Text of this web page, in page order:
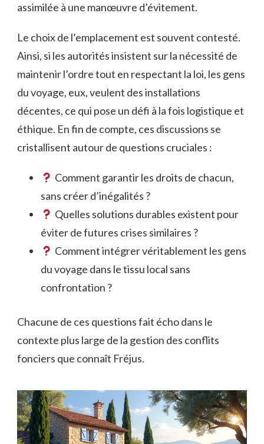
assimilée à une manœuvre d’évitement.
Le choix de l’emplacement est souvent contesté.
Ainsi, si les autorités insistent sur la nécessité de
maintenir l’ordre tout en respectant la loi, les gens
du voyage, eux, veulent des installations
décentes, ce qui pose un défi à la fois logistique et
éthique. En fin de compte, ces discussions se
cristallisent autour de questions cruciales :
Comment garantir les droits de chacun,
sans créer d’inégalités ?
Quelles solutions durables existent pour
éviter de futures crises similaires ?
Comment intégrer véritablement les gens
du voyage dans le tissu local sans
confrontation ?
Chacune de ces questions fait écho dans le
contexte plus large de la gestion des conflits
fonciers que connaît Fréjus.